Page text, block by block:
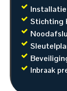
Stichting
Inbraak